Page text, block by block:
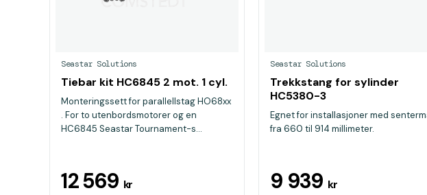
Seastar Solutions
Tiebar kit HC6845 2 mot. 1 cyl.
Monteringssett for parallellstag HO68xx
. For to utenbordsmotorer og en
HC6845 Seastar Tournament-s...
12 569 kr
Seastar Solutions
Trekkstang for sylinder
HC5380-3
Egnet for installasjoner med
fra 660 til 914 millimeter.
9 939 kr